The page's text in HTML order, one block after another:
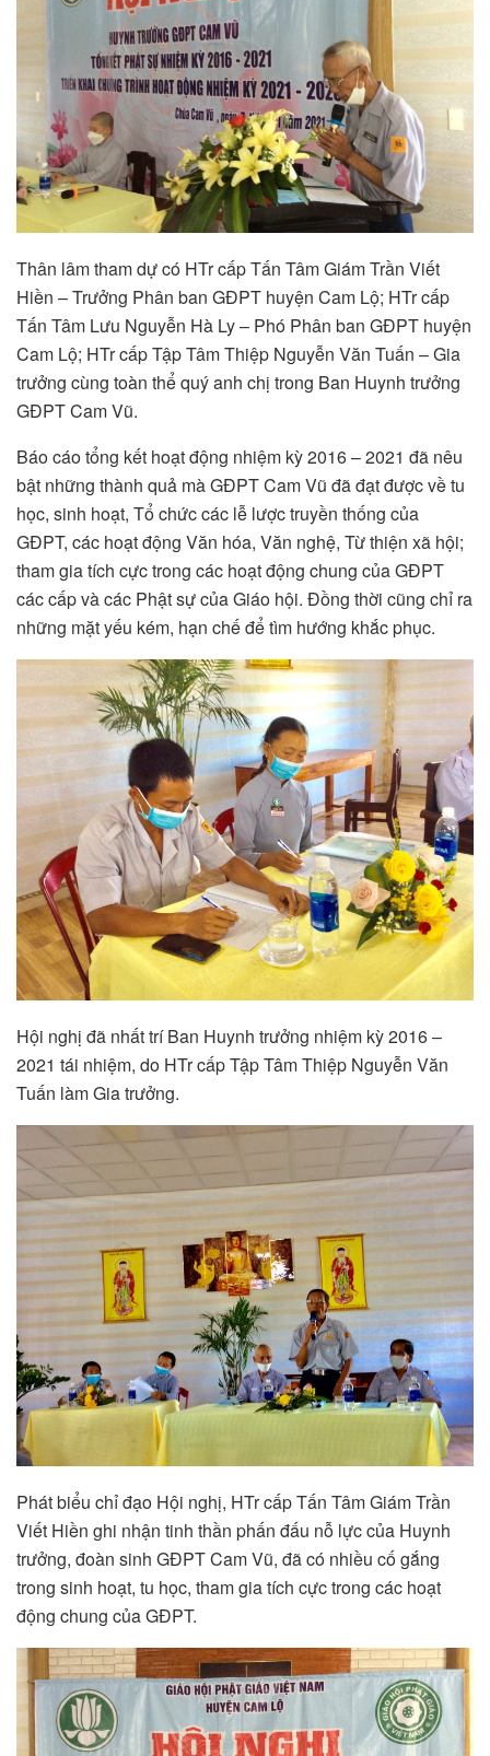
Thân lâm tham dự có HTr cấp Tấn Tâm Giám Trần Viết
Hiền – Trưởng Phân ban GĐPT huyện Cam Lộ; HTr cấp
Tấn Tâm Lưu Nguyễn Hà Ly – Phó Phân ban GĐPT huyện
Cam Lộ; HTr cấp Tập Tâm Thiệp Nguyễn Văn Tuấn – Gia
trưởng cùng toàn thể quý anh chị trong Ban Huynh trưởng
GĐPT Cam Vũ.
Báo cáo tổng kết hoạt động nhiệm kỳ 2016 – 2021 đã nêu
bật những thành quả mà GĐPT Cam Vũ đã đạt được về tu
học, sinh hoạt, Tổ chức các lễ lược truyền thống của
GĐPT, các hoạt động Văn hóa, Văn nghệ, Từ thiện xã hội;
tham gia tích cực trong các hoạt động chung của GĐPT
các cấp và các Phật sự của Giáo hội. Đồng thời cũng chỉ ra
những mặt yếu kém, hạn chế để tìm hướng khắc phục.
Hội nghị đã nhất trí Ban Huynh trưởng nhiệm kỳ 2016 –
2021 tái nhiệm, do HTr cấp Tập Tâm Thiệp Nguyễn Văn
Tuấn làm Gia trưởng.
Phát biểu chỉ đạo Hội nghị, HTr cấp Tấn Tâm Giám Trần
Viết Hiền ghi nhận tinh thần phấn đấu nỗ lực của Huynh
trưởng, đoàn sinh GĐPT Cam Vũ, đã có nhiều cố gắng
trong sinh hoạt, tu học, tham gia tích cực trong các hoạt
động chung của GĐPT.